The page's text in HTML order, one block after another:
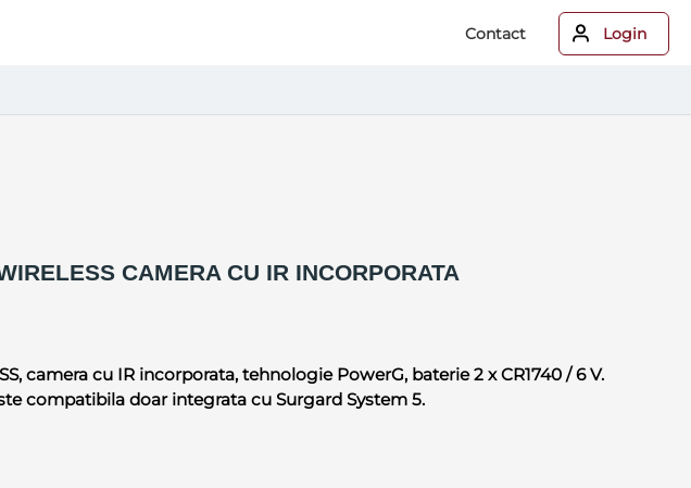
Contact Login
CAMERA CU IR INCORPORATA
camera cu IR incorporata, tehnologie PowerG, baterie 2 x CR1740 / 6 V.
compatibila doar integrata cu Surgard System 5.